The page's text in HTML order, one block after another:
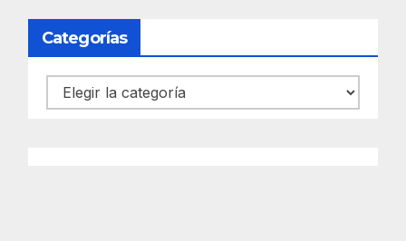
Categorías
Categorías